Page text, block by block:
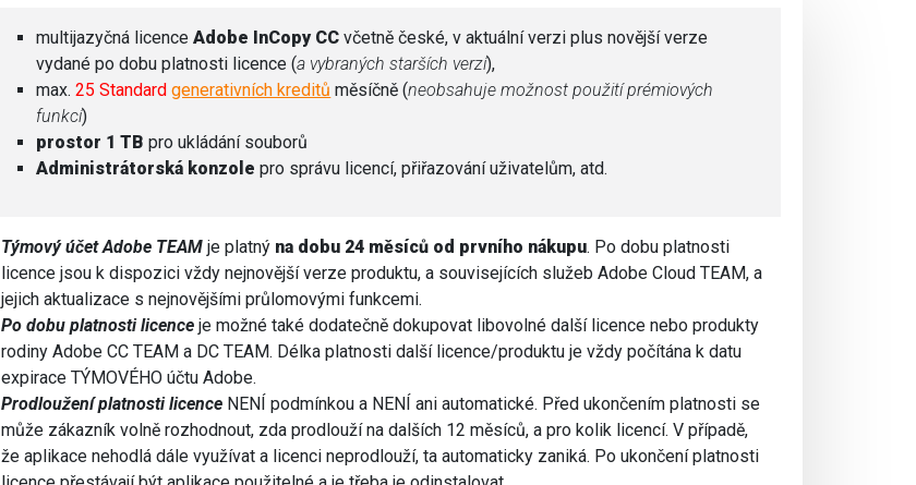
multijazyčná licenceAdobe InCopy CC včetně české, v aktuální verzi plus novější verze
vydané po dobu platnosti licence (a vybraných starších verzí),
max.25 Standard generativních kreditů měsíčně (neobsahuje možnost použití prémiových
funkcí)
prostor 1 TB pro ukládání souborů
Administrátorská konzole pro správu licencí, přiřazování uživatelům, atd.
Týmový účet Adobe TEAM je platný na dobu 24 měsíců od prvního nákupu. Po dobu platnosti
licence jsou k dispozici vždy nejnovější verze produktu, a souvisejících služeb Adobe Cloud TEAM, a
jejich aktualizace s nejnovějšími průlomovými funkcemi.
Po dobu platnosti licence je možné také dodatečně dokupovat libovolné další licence nebo produkty
rodiny Adobe CC TEAM a DC TEAM. Délka platnosti další licence/produktu je vždy počítána k datu
expirace TÝMOVÉHO účtu Adobe.
Prodloužení platnosti licence NENÍ podmínkou a NENÍ ani automatické. Před ukončením platnosti se
může zákazník volně rozhodnout, zda prodlouží na dalších 12 měsíců, a pro kolik licencí. V případě,
že aplikace nehodlá dále využívat a licenci neprodlouží, ta automaticky zaniká. Po ukončení platnosti